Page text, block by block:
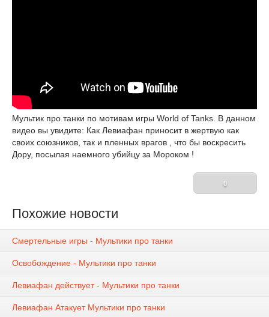
Мультик про танки по мотивам игры World of Tanks. В данном
видео вы увидите: Как Левиафан приносит в жертвую как
своих союзников, так и пленных врагов , что бы воскресить
Дору, посылая наемного убийцу за Мороком !
0
Похожие новости
Смертельные игры - Мультики про танки
Освобождение - Мультики про танки
Левиафан действует - Мультики про танки
Левиафан Атакует Мультики про танки